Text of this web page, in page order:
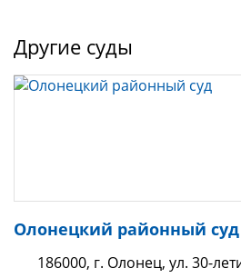
Другие суды
Олонецкий районный суд
186000, г. Олонец, ул. 30-